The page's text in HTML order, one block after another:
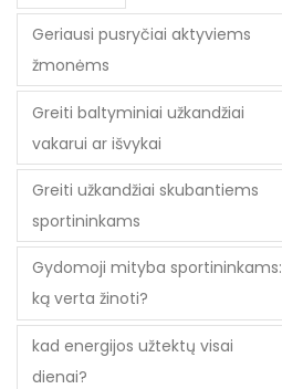
Geriausi pusryčiai aktyviems
žmonėms
Greiti baltyminiai užkandžiai
vakarui ar išvykai
Greiti užkandžiai skubantiems
sportininkams
Gydomoji mityba sportininkams:
ką verta žinoti?
kad energijos užtektų visai
dienai?